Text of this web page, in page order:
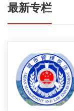
最新专栏